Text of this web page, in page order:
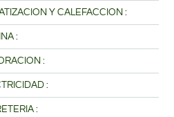
Y CALEFACCION :
:
:
:
: